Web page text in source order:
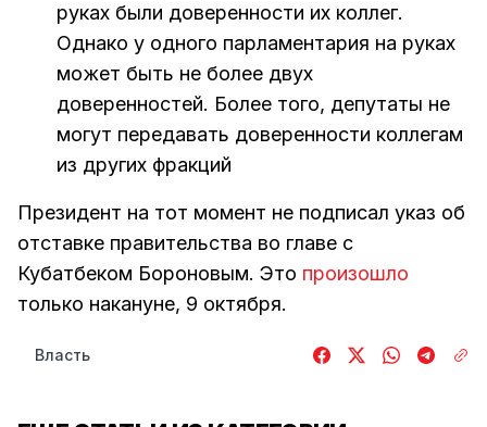
руках были доверенности их коллег.
Однако у одного парламентария на руках
может быть не более двух
доверенностей. Более того, депутаты не
могут передавать доверенности коллегам
из других фракций
Президент на тот момент не подписал указ об
отставке правительства во главе с
Кубатбеком Бороновым. Это произошло
только накануне, 9 октября.
Власть